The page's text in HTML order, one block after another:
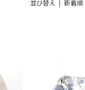
並び替え 新着順